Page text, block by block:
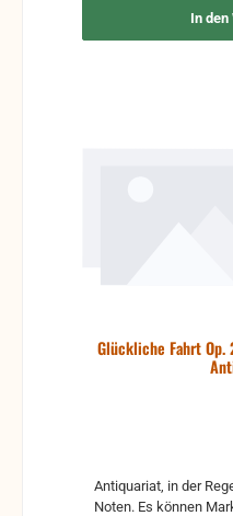
In den
Glückliche Fahrt
Noten. Es können